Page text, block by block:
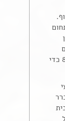
אומגה 3 בגוף.
לכל אדם להימצא ברמה של אינדקס 8 כדי